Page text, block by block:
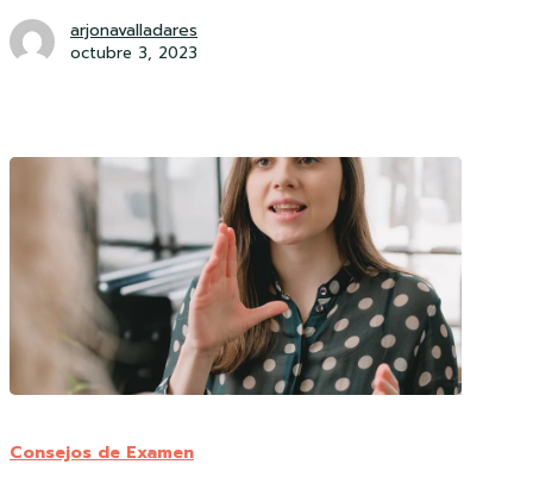
arjonavalladares
octubre 3, 2023
REALIZAR
Consejos de Examen